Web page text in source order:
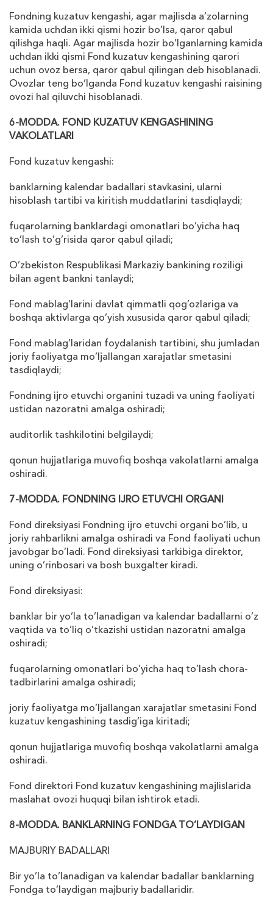
Fondning kuzatuv kengashi, agar majlisda a’zolarning
kamida uchdan ikki qismi hozir bo’lsa, qaror qabul
qilishga haqli. Agar majlisda hozir bo’lganlarning kamida
uchdan ikki qismi Fond kuzatuv kengashining qarori
uchun ovoz bersa, qaror qabul qilingan deb hisoblanadi.
Ovozlar teng bo’lganda Fond kuzatuv kengashi raisining
ovozi hal qiluvchi hisoblanadi.
6-MODDA. FOND KUZATUV KENGASHINING
VAKOLATLARI
Fond kuzatuv kengashi:
banklarning kalendar badallari stavkasini, ularni
hisoblash tartibi va kiritish muddatlarini tasdiqlaydi;
fuqarolarning banklardagi omonatlari bo’yicha haq
to’lash to’g’risida qaror qabul qiladi;
O’zbekiston Respublikasi Markaziy bankining roziligi
bilan agent bankni tanlaydi;
Fond mablag’larini davlat qimmatli qog’ozlariga va
boshqa aktivlarga qo’yish хususida qaror qabul qiladi;
Fond mablag’laridan foydalanish tartibini, shu jumladan
joriy faoliyatga mo’ljallangan хarajatlar smetasini
tasdiqlaydi;
Fondning ijro etuvchi organini tuzadi va uning faoliyati
ustidan nazoratni amalga oshiradi;
auditorlik tashkilotini belgilaydi;
qonun hujjatlariga muvofiq boshqa vakolatlarni amalga
oshiradi.
7-MODDA. FONDNING IJRO ETUVCHI ORGANI
Fond direksiyasi Fondning ijro etuvchi organi bo’lib, u
joriy rahbarlikni amalga oshiradi va Fond faoliyati uchun
javobgar bo’ladi. Fond direksiyasi tarkibiga direktor,
uning o’rinbosari va bosh buхgalter kiradi.
Fond direksiyasi:
banklar bir yo’la to’lanadigan va kalendar badallarni o’z
vaqtida va to’liq o’tkazishi ustidan nazoratni amalga
oshiradi;
fuqarolarning omonatlari bo’yicha haq to’lash chora-
tadbirlarini amalga oshiradi;
joriy faoliyatga mo’ljallangan хarajatlar smetasini Fond
kuzatuv kengashining tasdig’iga kiritadi;
qonun hujjatlariga muvofiq boshqa vakolatlarni amalga
oshiradi.
Fond direktori Fond kuzatuv kengashining majlislarida
maslahat ovozi huquqi bilan ishtirok etadi.
8-MODDA. BANKLARNING FONDGA TO’LAYDIGAN
MAJBURIY BADALLARI
Bir yo’la to’lanadigan va kalendar badallar banklarning
Fondga to’laydigan majburiy badallaridir.